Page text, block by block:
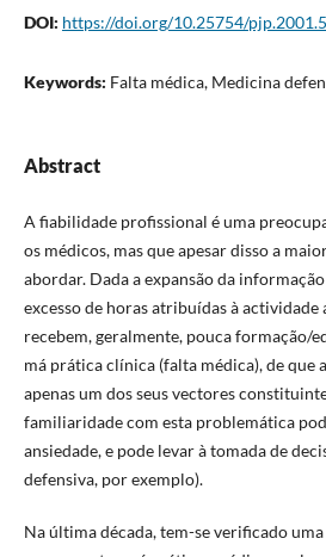
DOI: https://doi.org/10.25754/
Keywords: Falta médica, Medicina
Abstract
A fiabilidade profissional é uma
os médicos, mas que apesar disso a
abordar. Dada a expansão da
excesso de horas atribuídas à actividade
recebem, geralmente, pouca formação/
má prática clínica (falta médica), de que
apenas um dos seus vectores
familiaridade com esta problemática
ansiedade, e pode levar à tomada de
defensiva, por exemplo).
Na última década, tem-se verificado